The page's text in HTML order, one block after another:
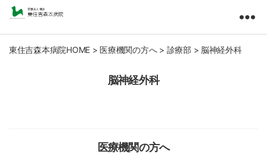
住
吉
東住吉森本病院HOME > 医療機関の方へ > 診療部 > 脳神経外科
医療機関の方へ
脳神経外科